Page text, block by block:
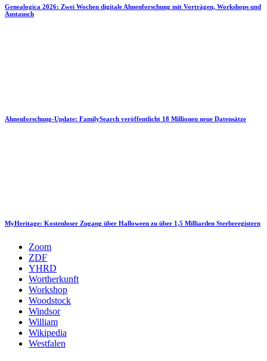
Genealogica 2026: Zwei Wochen digitale Ahnenforschung mit Vorträgen, Workshops und
Austausch
Ahnenforschung-Update: FamilySearch veröffentlicht 18 Millionen neue Datensätze
MyHeritage: Kostenloser Zugang über Halloween zu über 1,5 Milliarden Sterberegistern
Zoom
ZDF
YHRD
Wortherkunft
Workshop
Woodstock
Windsor
William
Wikipedia
Westfalen